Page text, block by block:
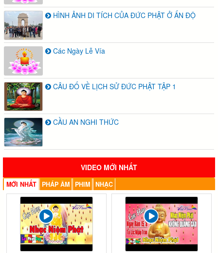
HÌNH ẢNH DI TÍCH CỦA ĐỨC PHẬT Ở ẤN ĐỘ
Các Ngày Lễ Vía
CÂU ĐỐ VỀ LỊCH SỬ ĐỨC PHẬT TẬP 1
CẦU AN NGHI THỨC
VIDEO MỚI NHẤT
MỚI NHẤT PHÁP ÂM PHIM NHẠC